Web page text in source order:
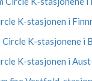
K-stasjonen i
K-stasjonene i
K-stasjonen i